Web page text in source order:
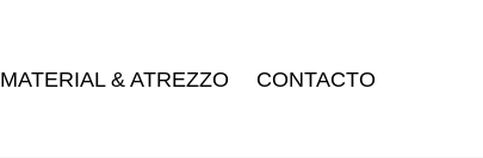
MATERIAL & ATREZZO CONTACTO